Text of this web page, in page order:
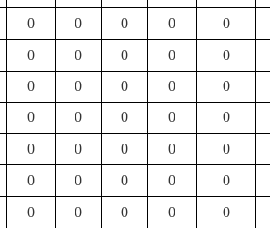
0 0 0 0 0
0 0 0 0 0
0 0 0 0 0
0 0 0 0 0
0 0 0 0 0
0 0 0 0 0
0 0 0 0 0